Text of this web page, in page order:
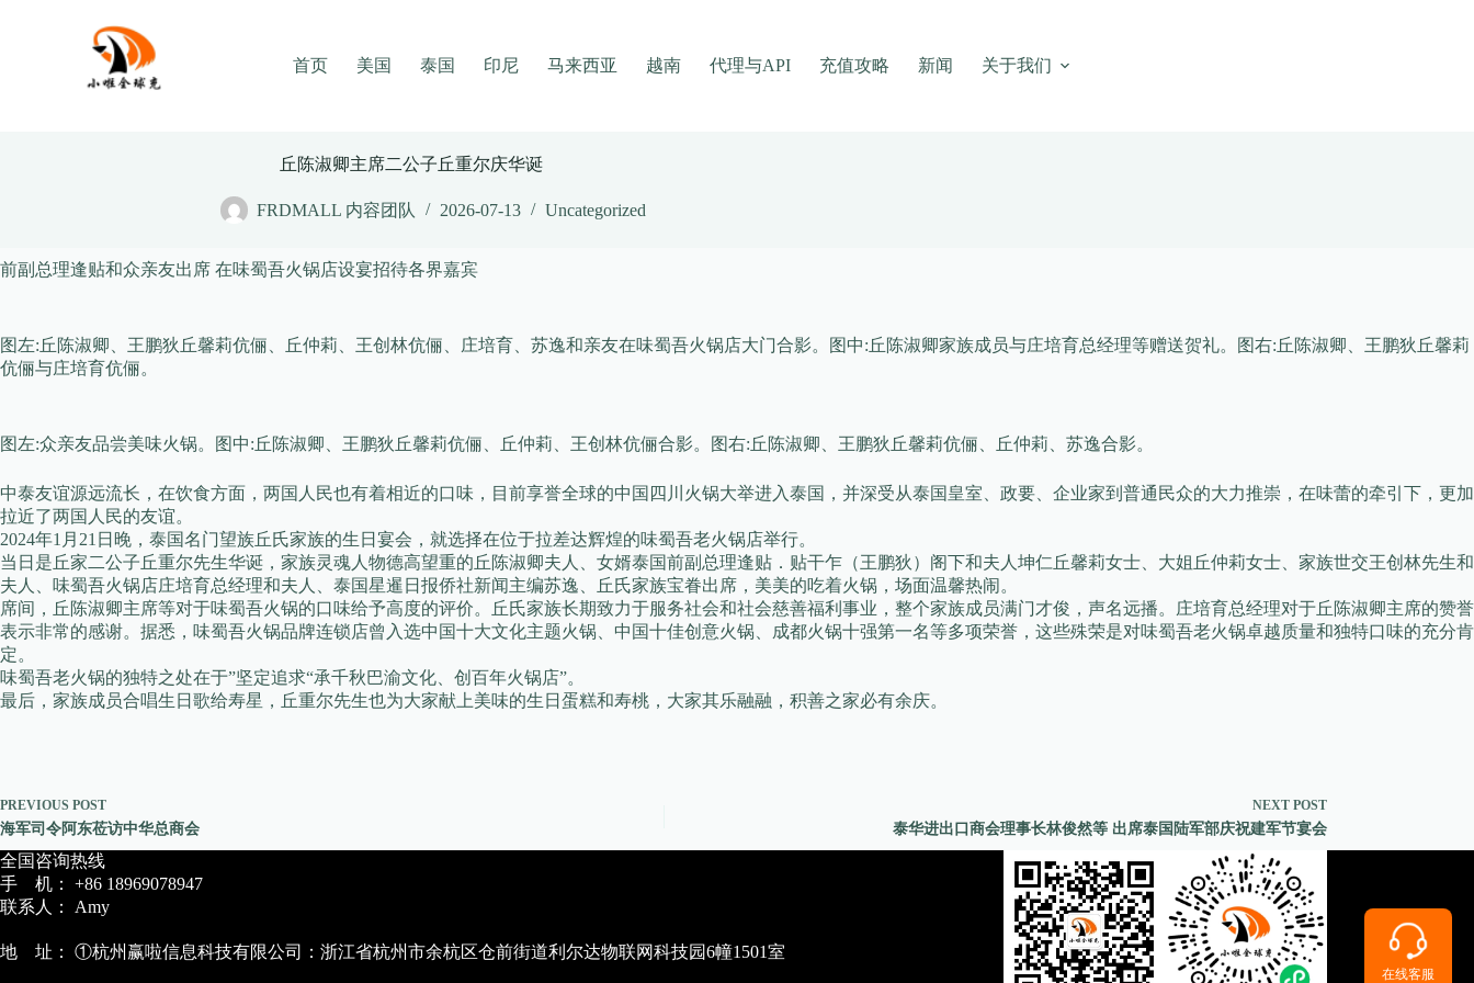
首页
美国 泰国 印尼 马来西亚 越南 代理与API 充值攻略 新闻 关于我们
丘陈淑卿主席二公子丘重尔庆华诞
FRDMALL 内容团队 2026-07-13 Uncategorized
前副总理逢贴和众亲友出席 在味蜀吾火锅店设宴招待各界嘉宾
图左:丘陈淑卿、王鹏狄丘馨莉伉俪、丘仲莉、王创林伉俪、庄培育、苏逸和亲友在味蜀吾火锅店大门合影。图中:丘陈淑卿家族成员与庄培育总经理等赠送贺礼。图右:丘陈淑卿、王鹏狄丘馨莉
伉俪与庄培育伉俪。
图左:众亲友品尝美味火锅。图中:丘陈淑卿、王鹏狄丘馨莉伉俪、丘仲莉、王创林伉俪合影。图右:丘陈淑卿、王鹏狄丘馨莉伉俪、丘仲莉、苏逸合影。
中泰友谊源远流长，在饮食方面，两国人民也有着相近的口味，目前享誉全球的中国四川火锅大举进入泰国，并深受从泰国皇室、政要、企业家到普通民众的大力推崇，在味蕾的牵引下，更加
拉近了两国人民的友谊。
2024年1月21日晚，泰国名门望族丘氏家族的生日宴会，就选择在位于拉差达辉煌的味蜀吾老火锅店举行。
当日是丘家二公子丘重尔先生华诞，家族灵魂人物德高望重的丘陈淑卿夫人、女婿泰国前副总理逢贴．贴干乍（王鹏狄）阁下和夫人坤仁丘馨莉女士、大姐丘仲莉女士、家族世交王创林先生和
夫人、味蜀吾火锅店庄培育总经理和夫人、泰国星暹日报侨社新闻主编苏逸、丘氏家族宝眷出席，美美的吃着火锅，场面温馨热闹。
席间，丘陈淑卿主席等对于味蜀吾火锅的口味给予高度的评价。丘氏家族长期致力于服务社会和社会慈善福利事业，整个家族成员满门才俊，声名远播。庄培育总经理对于丘陈淑卿主席的赞誉
表示非常的感谢。据悉，味蜀吾火锅品牌连锁店曾入选中国十大文化主题火锅、中国十佳创意火锅、成都火锅十强第一名等多项荣誉，这些殊荣是对味蜀吾老火锅卓越质量和独特口味的充分肯
定。
味蜀吾老火锅的独特之处在于”坚定追求“承千秋巴渝文化、创百年火锅店”。
最后，家族成员合唱生日歌给寿星，丘重尔先生也为大家献上美味的生日蛋糕和寿桃，大家其乐融融，积善之家必有余庆。
PREVIOUS POST
海军司令阿东莅访中华总商会
NEXT POST
泰华进出口商会理事长林俊然等 出席泰国陆军部庆祝建军节宴会
全国咨询热线
手 机： +86 18969078947
联系人： Amy
地 址： ①杭州赢啦信息科技有限公司：浙江省杭州市余杭区仓前街道利尔达物联网科技园6幢1501室
在线客服